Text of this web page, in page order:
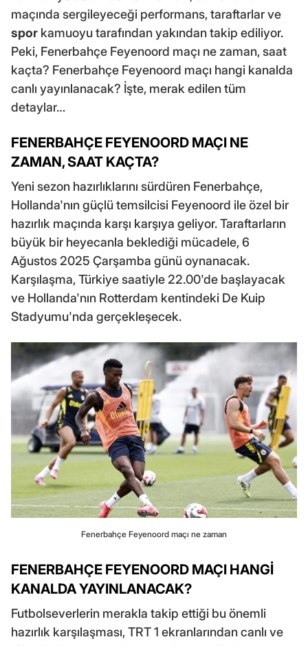
maçında sergileyeceği performans, taraftarlar ve
spor kamuoyu tarafından yakından takip ediliyor.
Peki, Fenerbahçe Feyenoord maçı ne zaman, saat
kaçta? Fenerbahçe Feyenoord maçı hangi kanalda
canlı yayınlanacak? İşte, merak edilen tüm
detaylar…
FENERBAHÇE FEYENOORD MAÇI NE
ZAMAN, SAAT KAÇTA?
Yeni sezon hazırlıklarını sürdüren Fenerbahçe,
Hollanda'nın güçlü temsilcisi Feyenoord ile özel bir
hazırlık maçında karşı karşıya geliyor. Taraftarların
büyük bir heyecanla beklediği mücadele, 6
Ağustos 2025 Çarşamba günü oynanacak.
Karşılaşma, Türkiye saatiyle 22.00'de başlayacak
ve Hollanda'nın Rotterdam kentindeki De Kuip
Stadyumu'nda gerçekleşecek.
Fenerbahçe Feyenoord maçı ne zaman
FENERBAHÇE FEYENOORD MAÇI HANGİ
KANALDA YAYINLANACAK?
Futbolseverlerin merakla takip ettiği bu önemli
hazırlık karşılaşması, TRT 1 ekranlarından canlı ve